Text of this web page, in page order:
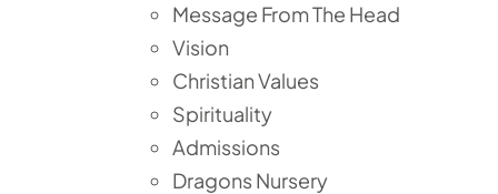
Message From The Head
Vision
Christian Values
Spirituality
Admissions
Dragons Nursery